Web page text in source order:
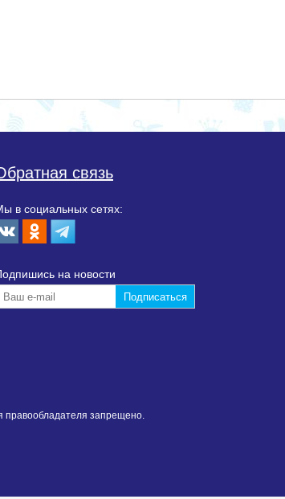
связь
в социальных сетях:
на новости
правообладателя запрещено.